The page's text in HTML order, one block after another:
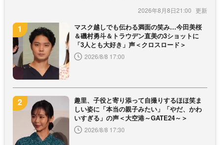
2026年8月8日21:00
マスク越しでも伝わる満面の笑み…今田美桜
＆磯村勇斗＆トラウデン直美の3ショットに
「3人とも大好き」声＜クロスロード＞
2026/8/8 17:00
趣里、子役と寄り添って自撮りするほほ笑ま
しい姿に「本当の親子みたい」「やだ、かわ
いすぎる」の声＜大空港～GATE24～＞
2026/8/8 17:30